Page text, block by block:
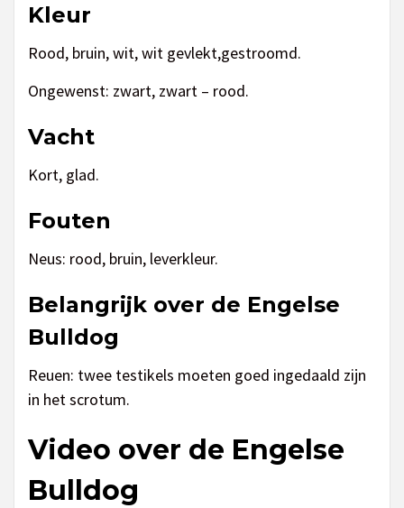
Kleur
Rood, bruin, wit, wit gevlekt,gestroomd.
Ongewenst: zwart, zwart – rood.
Vacht
Kort, glad.
Fouten
Neus: rood, bruin, leverkleur.
Belangrijk over de Engelse
Bulldog
Reuen: twee testikels moeten goed ingedaald zijn
in het scrotum.
Video over de Engelse
Bulldog